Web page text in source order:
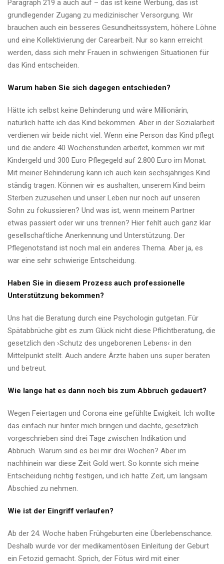
Paragraph 219 a auch auf – das ist keine Werbung, das ist
grundlegender Zugang zu medizinischer Versorgung. Wir
brauchen auch ein besseres Gesundheitssystem, höhere Löhne
und eine Kollektivierung der Carearbeit. Nur so kann erreicht
werden, dass sich mehr Frauen in schwierigen Situationen für
das Kind entscheiden.
Warum haben Sie sich dagegen entschieden?
Hätte ich selbst keine Behinderung und wäre Millionärin,
natürlich hätte ich das Kind bekommen. Aber in der Sozialarbeit
verdienen wir beide nicht viel. Wenn eine Person das Kind pflegt
und die andere 40 Wochenstunden arbeitet, kommen wir mit
Kindergeld und 300 Euro Pflegegeld auf 2.800 Euro im Monat.
Mit meiner Behinderung kann ich auch kein sechsjähriges Kind
ständig tragen. Können wir es aushalten, unserem Kind beim
Sterben zuzusehen und unser Leben nur noch auf unseren
Sohn zu fokussieren? Und was ist, wenn meinem Partner
etwas passiert oder wir uns trennen? Hier fehlt auch ganz klar
gesellschaftliche Anerkennung und Unterstützung. Der
Pflegenotstand ist noch mal ein anderes Thema. Aber ja, es
war eine sehr schwierige Entscheidung.
Haben Sie in diesem Prozess auch professionelle
Unterstützung bekommen?
Uns hat die Beratung durch eine Psychologin gutgetan. Für
Spätabbrüche gibt es zum Glück nicht diese Pflichtberatung, die
gesetzlich den ›Schutz des ungeborenen Lebens‹ in den
Mittelpunkt stellt. Auch andere Ärzte haben uns super beraten
und betreut.
Wie lange hat es dann noch bis zum Abbruch gedauert?
Wegen Feiertagen und Corona eine gefühlte Ewigkeit. Ich wollte
das einfach nur hinter mich bringen und dachte, gesetzlich
vorgeschrieben sind drei Tage zwischen Indikation und
Abbruch. Warum sind es bei mir drei Wochen? Aber im
nachhinein war diese Zeit Gold wert. So konnte sich meine
Entscheidung richtig festigen, und ich hatte Zeit, um langsam
Abschied zu nehmen.
Wie ist der Eingriff verlaufen?
Ab der 24. Woche haben Frühgeburten eine Überlebenschance.
Deshalb wurde vor der medikamentösen Einleitung der Geburt
ein Fetozid gemacht. Sprich, der Fötus wird mit einer